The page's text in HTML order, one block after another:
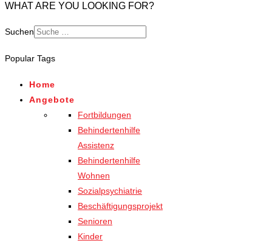
WHAT ARE YOU LOOKING FOR?
Suchen
Popular Tags
Home
Angebote
Fortbildungen
Behindertenhilfe
Assistenz
Behindertenhilfe
Wohnen
Sozialpsychiatrie
Beschäftigungsprojekt
Senioren
Kinder